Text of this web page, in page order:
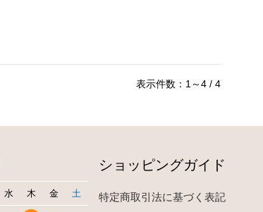
表示件数：1～4 / 4
水 木 金 土
ショッピングガイド
特定商取引法に基づく表記